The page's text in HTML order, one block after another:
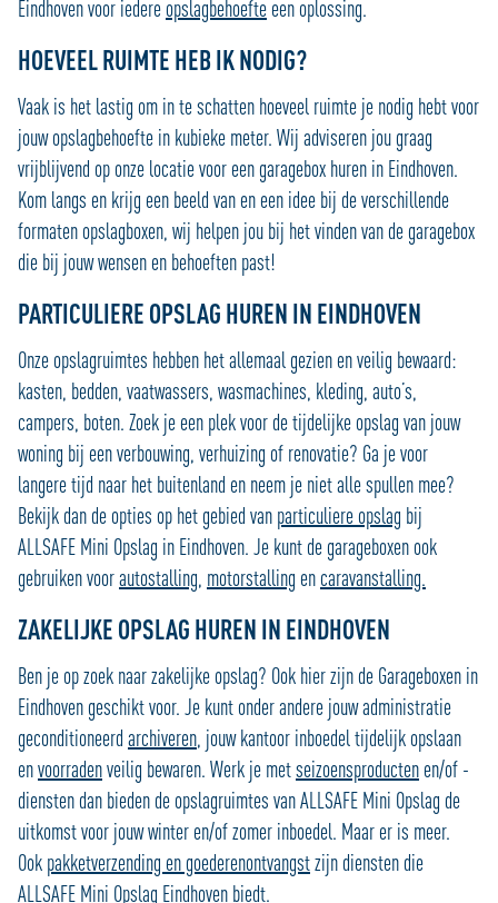
Eindhoven voor iedereopslagbehoefteeen oplossing.
HOEVEEL RUIMTE HEB IK NODIG?
Vaak is het lastig om in te schatten hoeveel ruimte je nodig hebt voor
jouw opslagbehoefte in kubieke meter. Wij adviseren jou graag
vrijblijvend op onze locatie voor een garagebox huren in Eindhoven.
Kom langs en krijg een beeld van en een idee bij de verschillende
formaten opslagboxen, wij helpen jou bij het vinden van de garagebox
die bij jouw wensen en behoeften past!
PARTICULIERE OPSLAG HUREN IN EINDHOVEN
Onze opslagruimtes hebben het allemaal gezien en veilig bewaard:
kasten, bedden, vaatwassers, wasmachines, kleding, auto’s,
campers, boten. Zoek je een plek voor de tijdelijke opslag van jouw
woning bij een verbouwing, verhuizing of renovatie? Ga je voor
langere tijd naar het buitenland en neem je niet alle spullen mee?
Bekijk dan de opties op het gebied van particuliere opslag bij
ALLSAFE Mini Opslag in Eindhoven. Je kunt de garageboxen ook
gebruiken voorautostalling, motorstalling encaravanstalling.
ZAKELIJKE OPSLAG HUREN IN EINDHOVEN
Ben je op zoek naar zakelijke opslag? Ook hier zijn de Garageboxen in
Eindhoven geschikt voor. Je kunt onder andere jouw administratie
geconditioneerd archiveren, jouw kantoor inboedel tijdelijk opslaan
envoorradenveilig bewaren. Werk je metseizoensproductenen/of -
diensten dan bieden de opslagruimtes van ALLSAFE Mini Opslag de
uitkomst voor jouw winter en/of zomer inboedel. Maar er is meer.
Ook pakketverzending en goederenontvangstzijn diensten die
ALLSAFE Mini Opslag Eindhoven biedt.